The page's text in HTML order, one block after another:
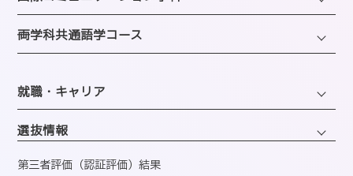
教員紹介
アクセス
クラブ＆サークルのご案内
海外留学制度
ビューティーホスピタリティコース
経営・マーケティングコース
医療事務コンピュータコース
くすり・登録販売者コース
情報・AIライフコース
観光・ツアープランニングコース
ホテル・ホスピタリティコース
エアライン・ホスピタリティコース
ブライダル・コーディネートコース
ウェディング・ファッションコース
公務・地域プロデュースコース
─両学科共通語学コース
英語コミュニケーションコース
就職・キャリア
キャリアサポートセンター
選抜情報
第三者評価（認証評価）結果